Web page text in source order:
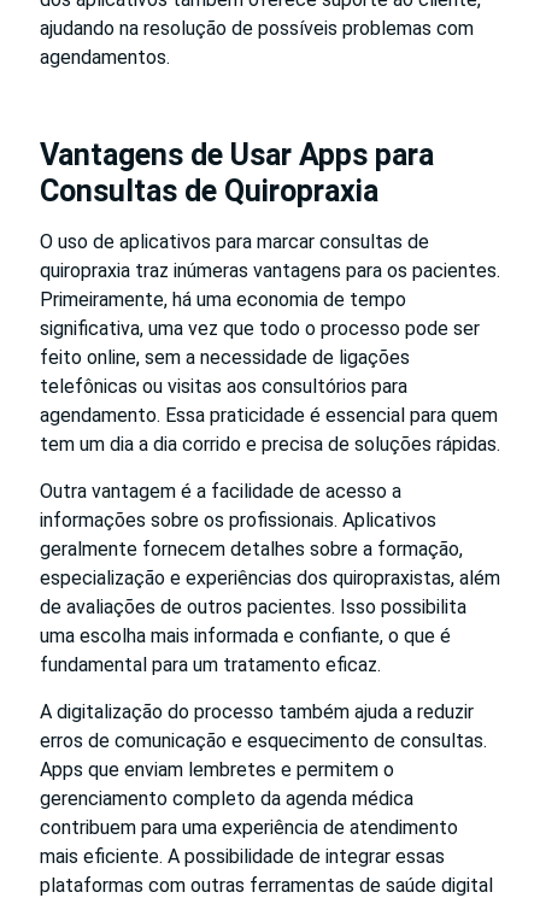
ajudando na resolução de possíveis problemas com
agendamentos.
Vantagens de Usar Apps para
Consultas de Quiropraxia
O uso de aplicativos para marcar consultas de
quiropraxia traz inúmeras vantagens para os pacientes.
Primeiramente, há uma economia de tempo
significativa, uma vez que todo o processo pode ser
feito online, sem a necessidade de ligações
telefônicas ou visitas aos consultórios para
agendamento. Essa praticidade é essencial para quem
tem um dia a dia corrido e precisa de soluções rápidas.
Outra vantagem é a facilidade de acesso a
informações sobre os profissionais. Aplicativos
geralmente fornecem detalhes sobre a formação,
especialização e experiências dos quiropraxistas, além
de avaliações de outros pacientes. Isso possibilita
uma escolha mais informada e confiante, o que é
fundamental para um tratamento eficaz.
A digitalização do processo também ajuda a reduzir
erros de comunicação e esquecimento de consultas.
Apps que enviam lembretes e permitem o
gerenciamento completo da agenda médica
contribuem para uma experiência de atendimento
mais eficiente. A possibilidade de integrar essas
plataformas com outras ferramentas de saúde digital